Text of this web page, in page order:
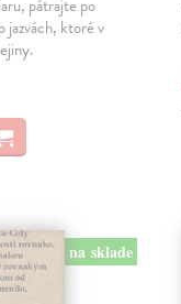
pátrajte po
jazvách, ktoré v
na sklade